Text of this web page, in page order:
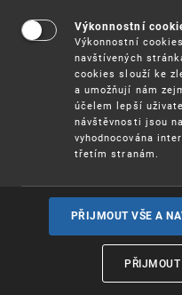
Užitnévzory
Ochranné
Označení
Výkonnostní
Výkonnostní
navštívených
cookies slouží ke
a umožňují nám
účelem lepší
návštěvnosti jsou
vyhodnocována
třetím stranám.
PŘIJMOUT VŠE A